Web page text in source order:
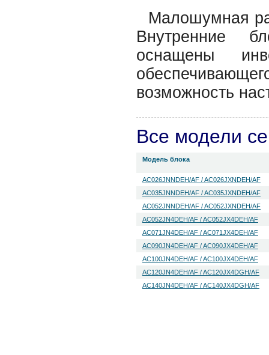
Малошумная
Внутренние
оснащены
возможность
Все модели
Модель блока
AC026JNNDEH/AF / AC026JXNDEH/AF
AC035JNNDEH/AF / AC035JXNDEH/AF
AC052JNNDEH/AF / AC052JXNDEH/AF
AC052JN4DEH/AF / AC052JX4DEH/AF
AC071JN4DEH/AF / AC071JX4DEH/AF
AC090JN4DEH/AF / AC090JX4DEH/AF
AC100JN4DEH/AF / AC100JX4DEH/AF
AC120JN4DEH/AF / AC120JX4DGH/AF
AC140JN4DEH/AF / AC140JX4DGH/AF